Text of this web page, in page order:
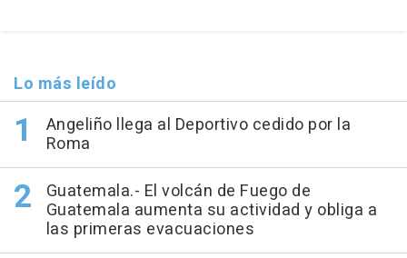
Lo más leído
Angeliño llega al Deportivo cedido por la
Roma
Guatemala.- El volcán de Fuego de
Guatemala aumenta su actividad y obliga a
las primeras evacuaciones